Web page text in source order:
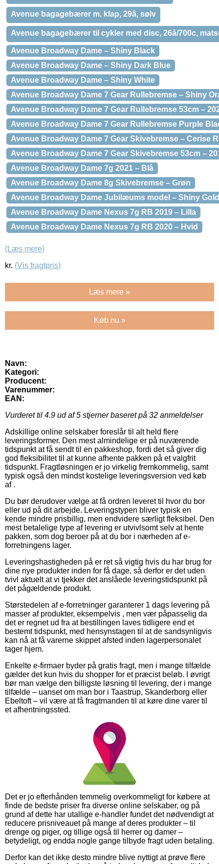
Avenue bagagebærer m. klap, 29â, sølv
Avenue bagagebærer til cykler med disc, 26â/700c,
Avenue Broadway Dame – Shiny Black
Avenue Broadway Dame – Shiny Dark Blue
Avenue Broadway Dame – Shiny White
Avenue Broadway Dame 7 Gear Rullebremse – Shiny
Avenue Broadway Dame 7 Gear Rullebremse 53cm –
Avenue Broadway Dame 7 Gear Rullebremse Purple
Avenue Broadway Dame 7 Gear Skivebremse – Cerise
Avenue Broadway Dame 7 Gear Skivebremse 53cm –
Avenue Broadway Dame 7g 2021 – Blå
Avenue Broadway Dame 8g Skivebremse – Grøn
Avenue Broadway Dame Jubilæums model – Shiny Gold
Avenue Broadway Dame Nexus 7g RB 2019 – Lilla
Avenue Broadway Dame Nexus 7g RB 2020 – Hvid
(Læs mere)
kr. (Vis fragtpris)
Læs mere »
Køb nu »
Navn:
Kategori:
Producent:
Varenummer:
EAN:
Vurderet til 4.9 ud af 5 stjerner baseret på 32 anmeldelser
Adskillige online selskaber foreslår til alt held flere
leveringsformer. Den mest almindelige er på nuværende
tidspunkt at få sendt til en pakkeshop, fordi det så giver dig
god fleksibilitet til at kunne afhente pakken på et valgfrit
tidspunkt. Fragtløsningen er jo virkelig fremkommelig, samt
typisk også den mindst kostelige leveringsversion ved køb
af .
Du bør derudover vælge at få ordren leveret til hvor du bor
eller ud på dit arbejde. Leveringstypen bliver typisk en
kende mindre prisbillig, men endvidere særligt fleksibel. Den
mest betalelige type af levering er utvivlsomt selv at hente
pakken, som dog beroer på at du bor i nærheden af e-
forretningens lager.
Leveringshastigheden på er ret så vigtig hvis du har brug for
dine nye produkter inden for få dage, så derfor er det uden
tvivl aktuelt at vi tjekker det anslåede leveringstidspunkt på
det pågældende produkt.
Størstedelen af e-forretninger garanterer 1 dags levering på
masser af produkter, eksempelvis , men vær påpasselig da
det er regnet ud fra at bestillingen laves tidligere end et
bestemt tidspunkt, med hensynstagen til at de sandsynligvis
kan nå at få varerne skippet afsted inden lagerpersonalet
tager hjem.
Enkelte e-firmaer byder på gratis fragt, men i mange tilfælde
gælder det kun hvis du shopper for et præcist beløb. I øvrigt
bør man vælge den billigste løsning til levering, der i mange
tilfælde – uanset om man bor i Taastrup, Skanderborg eller
Ebeltoft – vil være at få fragtmanden til at køre dine varer til
et afhentningssted.
Det er jo efterhånden temmelig overkommeligt for købere at
finde de bedste priser fra diverse online selskaber, og på
grund af dette har utallige e-handler fundet det nødvendigt at
reducere prisniveauet på mange af deres produkter – til
drenge og piger, og tillige også til herrer og damer –
betydeligt, og endda nogle gange tilbyde fragt uden betaling.
Derfor kan det ikke desto mindre blive nyttigt at prøve flere